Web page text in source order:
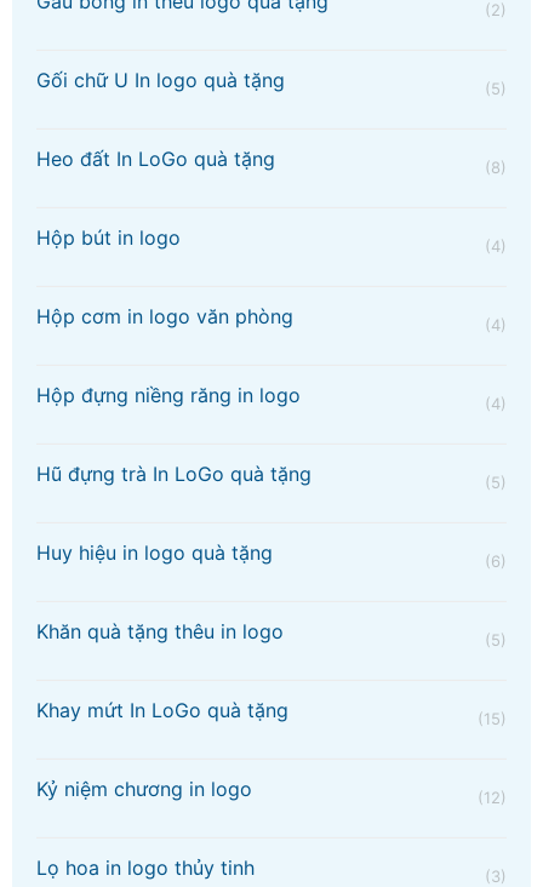
(2)
Gối chữ U In logo quà tặng (5)
Heo đất In LoGo quà tặng (8)
Hộp bút in logo (4)
Hộp cơm in logo văn phòng (4)
Hộp đựng niềng răng in logo (4)
Hũ đựng trà In LoGo quà tặng (5)
Huy hiệu in logo quà tặng (6)
Khăn quà tặng thêu in logo (5)
Khay mứt In LoGo quà tặng (15)
Kỷ niệm chương in logo (12)
Lọ hoa in logo thủy tinh (3)